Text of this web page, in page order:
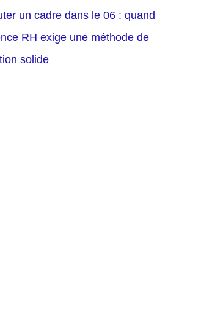
un cadre dans le 06 : quand
RH exige une méthode de
solide